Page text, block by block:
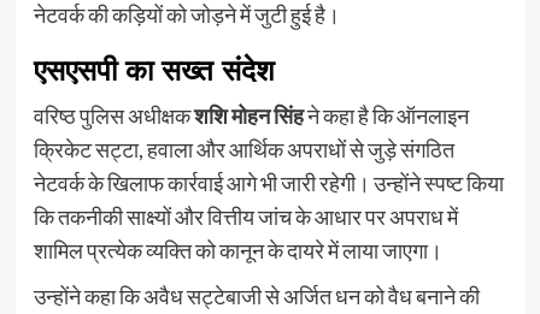
नेटवर्क की कड़ियों को जोड़ने में जुटी हुई है।
एसएसपी का सख्त संदेश
वरिष्ठ पुलिस अधीक्षकशशि मोहन सिंहने कहा है कि ऑनलाइन
क्रिकेट सट्टा, हवाला और आर्थिक अपराधों से जुड़े संगठित
नेटवर्क के खिलाफ कार्रवाई आगे भी जारी रहेगी। उन्होंने स्पष्ट किया
कि तकनीकी साक्ष्यों और वित्तीय जांच के आधार पर अपराध में
शामिल प्रत्येक व्यक्ति को कानून के दायरे में लाया जाएगा।
उन्होंने कहा कि अवैध सट्टेबाजी से अर्जित धन को वैध बनाने की